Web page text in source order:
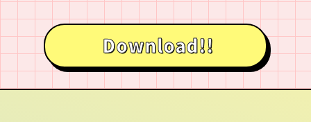
Download!!